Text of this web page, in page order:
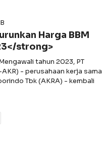
Harga BBM
strong>
tahun 2023, PT
- perusahaan kerja sama
Tbk (AKRA) - kembali